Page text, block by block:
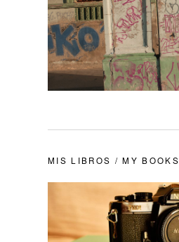
MIS LIBROS / MY BOOKS